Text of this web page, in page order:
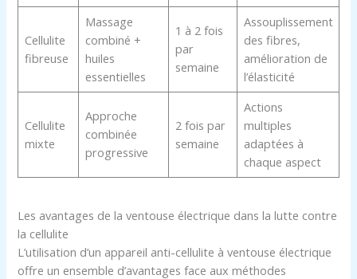
Cellulite
fibreuse
Massage
combiné +
huiles
essentielles
1 à 2 fois
par
semaine
Assouplissement
des fibres,
amélioration de
l’élasticité
Cellulite
mixte
Approche
combinée
progressive
2 fois par
semaine
Actions
multiples
adaptées à
chaque aspect
Les avantages de la ventouse électrique dans la lutte contre
la cellulite
L’utilisation d’un appareil anti-cellulite à ventouse électrique
offre un ensemble d’avantages face aux méthodes